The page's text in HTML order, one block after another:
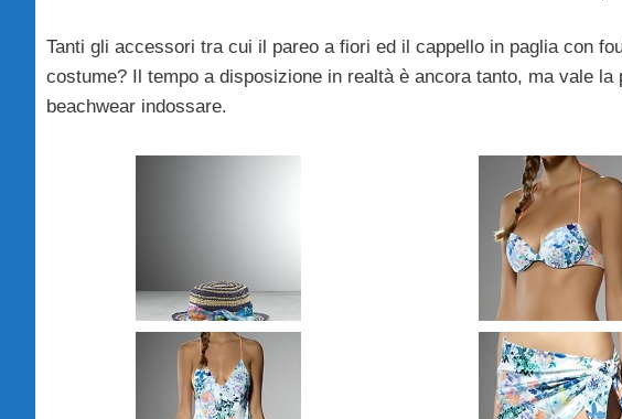
Tanti gli accessori tra cui il pareo a fiori ed il cappello in paglia con
costume? Il tempo a disposizione in realtà è ancora tanto, ma vale
beachwear indossare.